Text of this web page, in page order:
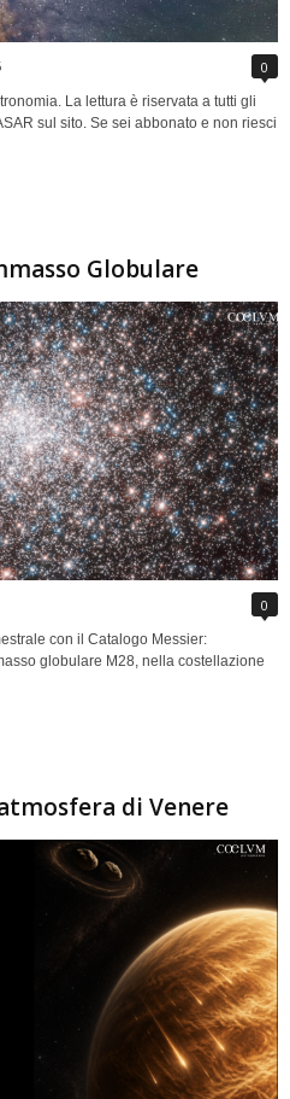
0
La lettura è riservata a tutti gli
sul sito. Se sei abbonato e non riesci
Globulare
0
con il Catalogo Messier:
globulare M28, nella costellazione
di Venere